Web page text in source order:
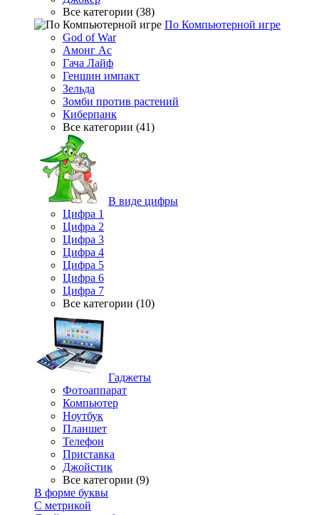
Все категории (38)
По Компьютерной игре
God of War
Амонг Ас
Гача Лайф
Геншин импакт
Зельда
Зомби против растений
Киберпанк
Все категории (41)
В виде цифры
Цифра 1
Цифра 2
Цифра 3
Цифра 4
Цифра 5
Цифра 6
Цифра 7
Все категории (10)
Гаджеты
Фотоаппарат
Компьютер
Ноутбук
Планшет
Телефон
Приставка
Джойстик
Все категории (9)
В форме буквы
С метрикой